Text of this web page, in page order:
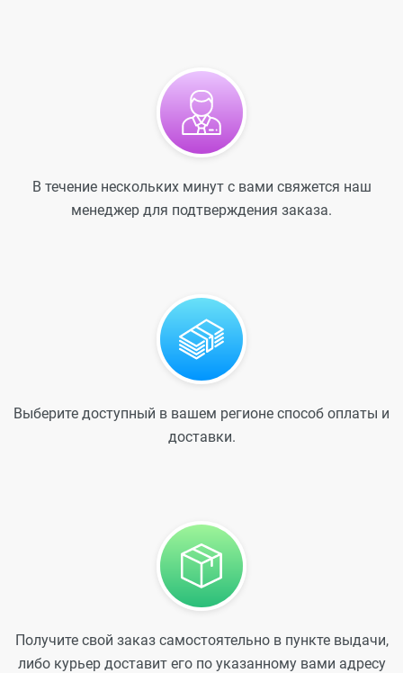
В течение нескольких минут с вами свяжется наш
менеджер для подтверждения заказа.
Выберите доступный в вашем регионе способ оплаты и
доставки.
Получите свой заказ самостоятельно в пункте выдачи,
либо курьер доставит его по указанному вами адресу